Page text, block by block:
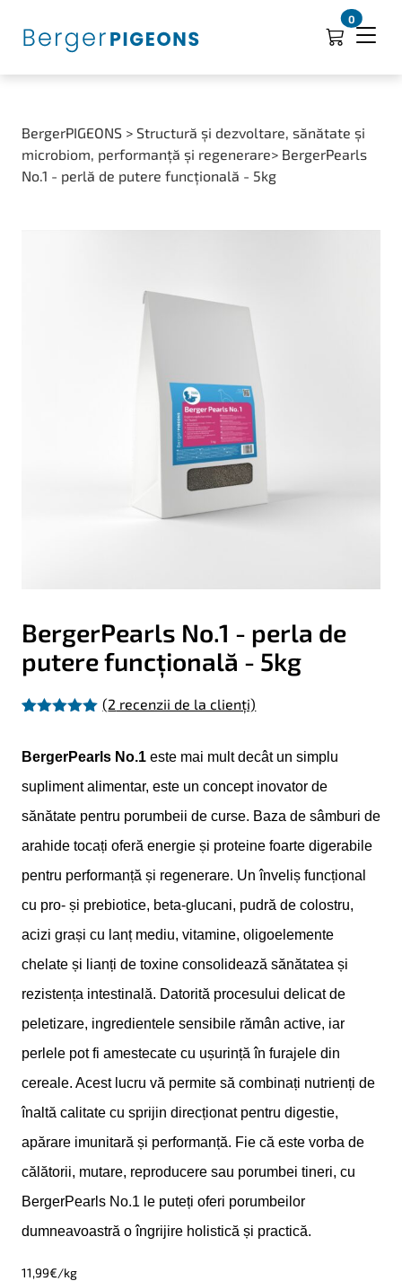
0
BergerPIGEONS > Structură și dezvoltare, sănătate și
microbiom, performanță și regenerare> BergerPearls
No.1 - perlă de putere funcțională - 5kg
BergerPearls No.1 - perla de
putere funcțională - 5kg
pe baza a
evaluări de
la clienți
(2 recenzii de la clienți)
BergerPearls No.1 este mai mult decât un simplu
supliment alimentar, este un concept inovator de
sănătate pentru porumbeii de curse. Baza de sâmburi de
arahide tocați oferă energie și proteine foarte digerabile
pentru performanță și regenerare. Un înveliș funcțional
cu pro- și prebiotice, beta-glucani, pudră de colostru,
acizi grași cu lanț mediu, vitamine, oligoelemente
chelate și lianți de toxine consolidează sănătatea și
rezistența intestinală. Datorită procesului delicat de
peletizare, ingredientele sensibile rămân active, iar
perlele pot fi amestecate cu ușurință în furajele din
cereale. Acest lucru vă permite să combinați nutrienți de
înaltă calitate cu sprijin direcționat pentru digestie,
apărare imunitară și performanță. Fie că este vorba de
călătorii, mutare, reproducere sau porumbei tineri, cu
BergerPearls No.1 le puteți oferi porumbeilor
dumneavoastră o îngrijire holistică și practică.
11,99€/kg